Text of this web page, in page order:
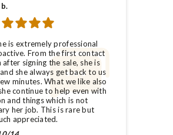
is extremely professional
From the first contact
after signing the sale, she is
she always get back to us
minutes. What we like also
continue to help even with
and things which is not
her job. This is rare but
appreciated.